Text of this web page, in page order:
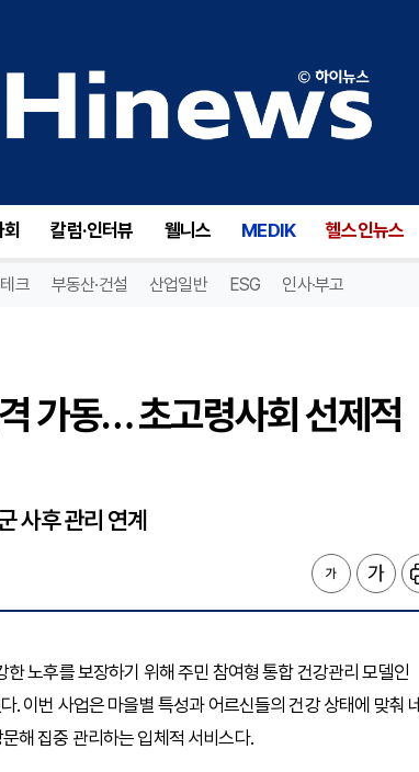
칼럼·인터뷰 웰니스 MEDIK 헬스인뉴스
테크 부동산·건설 산업일반 ESG 인사·부고
가동… 초고령사회 선제적
사후 관리 연계
노후를 보장하기 위해 주민 참여형 통합 건강관리 모델인
. 이번 사업은 마을별 특성과 어르신들의 건강 상태에 맞춰 네
해 집중 관리하는 입체적 서비스다.